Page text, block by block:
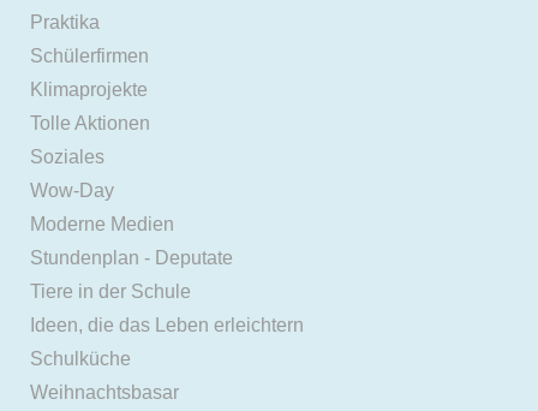
Praktika
Schülerfirmen
Klimaprojekte
Tolle Aktionen
Soziales
Wow-Day
Moderne Medien
Stundenplan - Deputate
Tiere in der Schule
Ideen, die das Leben erleichtern
Schulküche
Weihnachtsbasar